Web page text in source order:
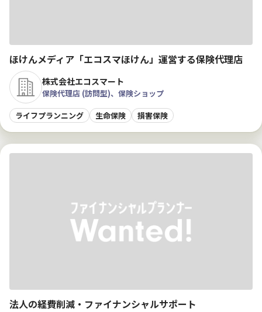
ほけんメディア「エコスマほけん」運営する保険代理店
株式会社エコスマート
保険代理店 (訪問型)、保険ショップ
ライフプランニング
生命保険 損害保険
法人の経費削減・ファイナンシャルサポート